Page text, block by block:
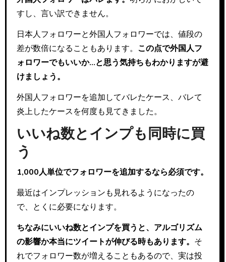
すし、言い訳できません。
日本人フォロワーと外国人フォロワーでは、値段の
差が数倍になることもあります。 この点で外国人フ
ォロワーでもいいか…と思う気持ちもわかりますが避
けましょう。
外国人フォロワーを追加してバレたケース、バレて
炎上したケースを何度も見てきました。
いいね数とインプも同時に買
う
1,000人単位でフォロワーを追加するなら必須です。
最近はインプレッションも見れるようになったの
で、とくに必要になります。
ちなみにいいね数とインプを買うと、アルゴリズム
の影響か本当にツイートが伸びる時もあります。 そ
れでフォロワー数が増えることもあるので、実は投